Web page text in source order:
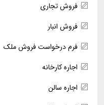
فروش تجاری
فروش انبار
فرم درخواست فروش ملک
اجاره کارخانه
اجاره سالن